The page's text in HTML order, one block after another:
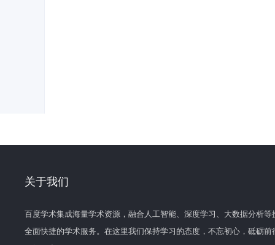
关于我们
百度学术集成海量学术资源，融合人工智能、深度学习、大数据分析
全面快捷的学术服务。在这里我们保持学习的态度，不忘初心，砥砺前